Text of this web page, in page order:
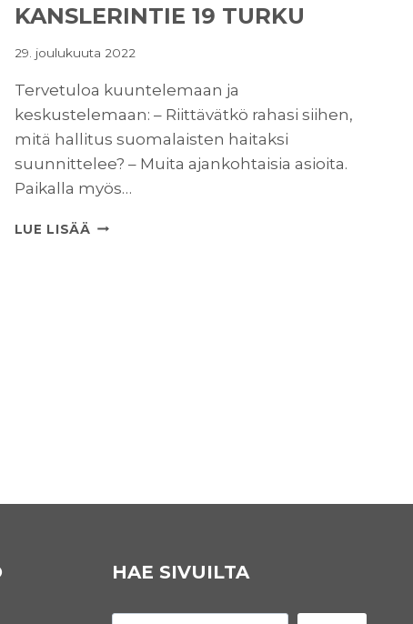
KANSLERINTIE 19 TURKU
29. joulukuuta 2022
Tervetuloa kuuntelemaan ja
keskustelemaan: – Riittävätkö rahasi siihen,
mitä hallitus suomalaisten haitaksi
suunnittelee? – Muita ajankohtaisia asioita.
Paikalla myös…
LUE LISÄÄ OSSI
HAE SIVUILTA